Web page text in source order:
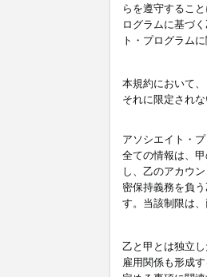
らを遵守するこ
ログラムに基づ
ト・プログラム
本規約において
それに限定されな
アソシエイト・
全ての情報は、
し、乙のアカウ
密保持義務を負
す。当該制限は
乙と甲とは独立
雇用関係も形成